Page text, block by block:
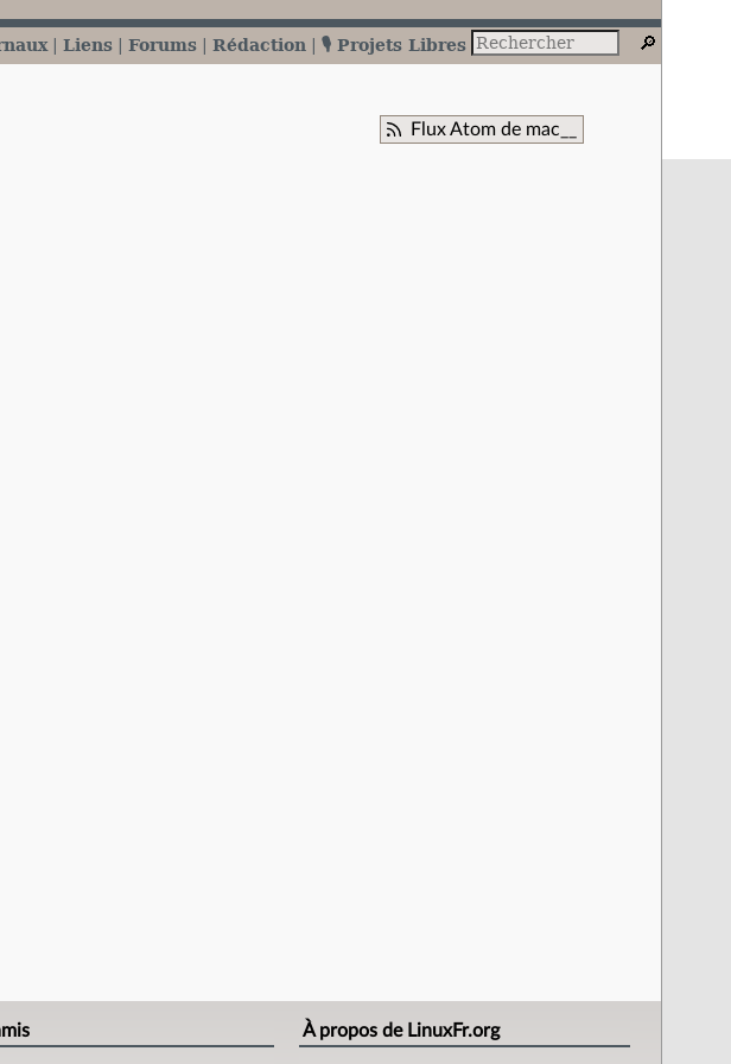
Liens Forums Rédaction 🎙️ Projets Libres
Flux Atom de mac__
À propos de LinuxFr.org